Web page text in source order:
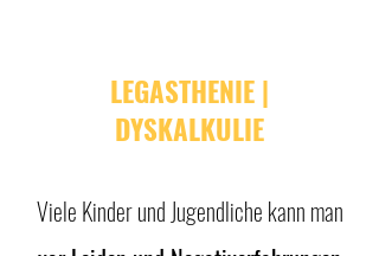
LEGASTHENIE |
DYSKALKULIE
Viele Kinder und Jugendliche kann man